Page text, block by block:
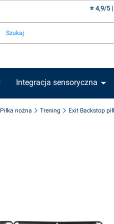
⭐ 4,9/5
Integracja sensoryczna
Piłka nożna Trening Exit Backstop